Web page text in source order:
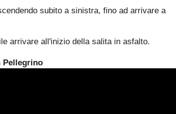
subito a sinistra, fino ad arrivare a
arrivare all'inizio della salita in asfalto.
Pellegrino